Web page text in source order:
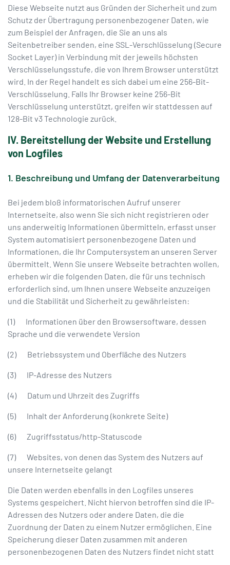
Diese Webseite nutzt aus Gründen der Sicherheit und zum
Schutz der Übertragung personenbezogener Daten, wie
zum Beispiel der Anfragen, die Sie an uns als
Seitenbetreiber senden, eine SSL-Verschlüsselung (Secure
Socket Layer) in Verbindung mit der jeweils höchsten
Verschlüsselungsstufe, die von Ihrem Browser unterstützt
wird. In der Regel handelt es sich dabei um eine 256-Bit-
Verschlüsselung. Falls Ihr Browser keine 256-Bit
Verschlüsselung unterstützt, greifen wir stattdessen auf
128-Bit v3 Technologie zurück.
IV. Bereitstellung der Website und Erstellung
von Logfiles
1. Beschreibung und Umfang der Datenverarbeitung
Bei jedem bloß informatorischen Aufruf unserer
Internetseite, also wenn Sie sich nicht registrieren oder
uns anderweitig Informationen übermitteln, erfasst unser
System automatisiert personenbezogene Daten und
Informationen, die Ihr Computersystem an unseren Server
übermittelt. Wenn Sie unsere Webseite betrachten wollen,
erheben wir die folgenden Daten, die für uns technisch
erforderlich sind, um Ihnen unsere Webseite anzuzeigen
und die Stabilität und Sicherheit zu gewährleisten:
(1) Informationen über den Browsersoftware, dessen
Sprache und die verwendete Version
(2) Betriebssystem und Oberfläche des Nutzers
(3) IP-Adresse des Nutzers
(4) Datum und Uhrzeit des Zugriffs
(5) Inhalt der Anforderung (konkrete Seite)
(6) Zugriffsstatus/http-Statuscode
(7) Websites, von denen das System des Nutzers auf
unsere Internetseite gelangt
Die Daten werden ebenfalls in den Logfiles unseres
Systems gespeichert. Nicht hiervon betroffen sind die IP-
Adressen des Nutzers oder andere Daten, die die
Zuordnung der Daten zu einem Nutzer ermöglichen. Eine
Speicherung dieser Daten zusammen mit anderen
personenbezogenen Daten des Nutzers findet nicht statt